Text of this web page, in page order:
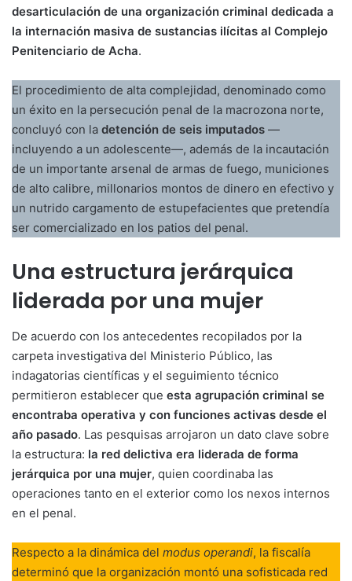
desarticulación de una organización criminal dedicada a
la internación masiva de sustancias ilícitas al Complejo
Penitenciario de Acha.
El procedimiento de alta complejidad, denominado como
un éxito en la persecución penal de la macrozona norte,
concluyó con la detención de seis imputados —
incluyendo a un adolescente—, además de la incautación
de un importante arsenal de armas de fuego, municiones
de alto calibre, millonarios montos de dinero en efectivo y
un nutrido cargamento de estupefacientes que pretendía
ser comercializado en los patios del penal.
Una estructura jerárquica
liderada por una mujer
De acuerdo con los antecedentes recopilados por la
carpeta investigativa del Ministerio Público, las
indagatorias científicas y el seguimiento técnico
permitieron establecer que esta agrupación criminal se
encontraba operativa y con funciones activas desde el
año pasado. Las pesquisas arrojaron un dato clave sobre
la estructura: la red delictiva era liderada de forma
jerárquica por una mujer, quien coordinaba las
operaciones tanto en el exterior como los nexos internos
en el penal.
Respecto a la dinámica del modus operandi, la fiscalía
determinó que la organización montó una sofisticada red